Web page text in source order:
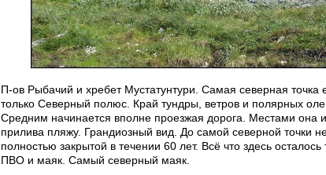
П-ов Рыбачий и хребет Мустатунтури. Самая северная точка
только Северный полюс. Край тундры, ветров и полярных
Средним начинается вполне проезжая дорога. Местами она
прилива пляжу. Грандиозный вид. До самой северной точки
полностью закрытой в течении 60 лет. Всё что здесь
ПВО и маяк. Самый северный маяк.